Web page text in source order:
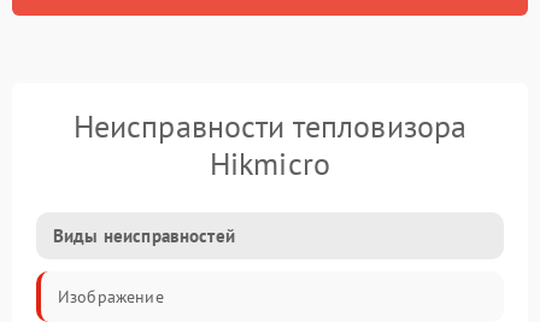
Неисправности тепловизора
Hikmicro
Виды неисправностей
Изображение